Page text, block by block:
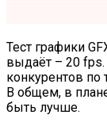
Тест графики
выдаёт – 20 fps.
конкурентов по
В общем, в
быть лучше.